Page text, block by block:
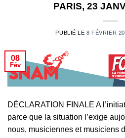
PARIS, 23
PUBLIÉ LE8 FÉVRIER
08
Fév
DÉCLARATION FINALE A
parce que la situation l’exige
nous, musiciennes et musiciens